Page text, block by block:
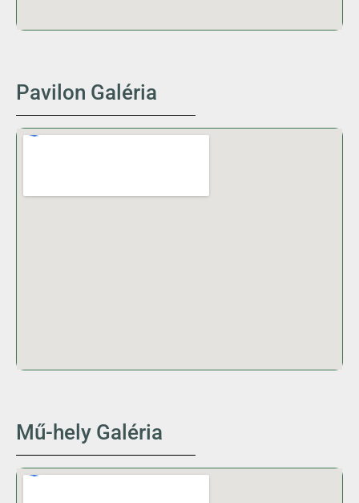
Pavilon Galéria
Mű-hely Galéria